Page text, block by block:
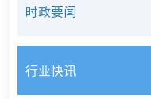
时政要闻
行业快讯